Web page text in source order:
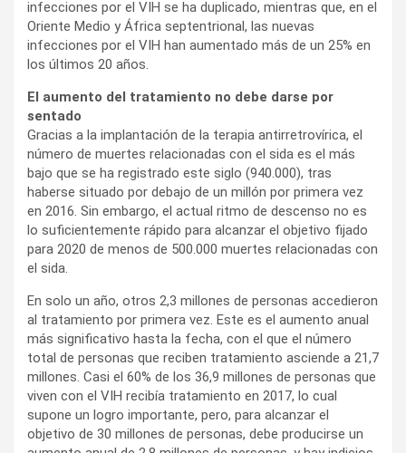
infecciones por el VIH se ha duplicado, mientras que, en el
Oriente Medio y África septentrional, las nuevas
infecciones por el VIH han aumentado más de un 25% en
los últimos 20 años.
El aumento del tratamiento no debe darse por
sentado
Gracias a la implantación de la terapia antirretrovírica, el
número de muertes relacionadas con el sida es el más
bajo que se ha registrado este siglo (940.000), tras
haberse situado por debajo de un millón por primera vez
en 2016. Sin embargo, el actual ritmo de descenso no es
lo suficientemente rápido para alcanzar el objetivo fijado
para 2020 de menos de 500.000 muertes relacionadas con
el sida.
En solo un año, otros 2,3 millones de personas accedieron
al tratamiento por primera vez. Este es el aumento anual
más significativo hasta la fecha, con el que el número
total de personas que reciben tratamiento asciende a 21,7
millones. Casi el 60% de los 36,9 millones de personas que
viven con el VIH recibía tratamiento en 2017, lo cual
supone un logro importante, pero, para alcanzar el
objetivo de 30 millones de personas, debe producirse un